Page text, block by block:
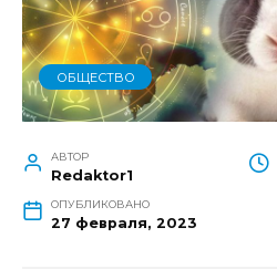
ОБЩЕСТВО
АВТОР
Redaktor1
ОПУБЛИКОВАНО
27 февраля, 2023